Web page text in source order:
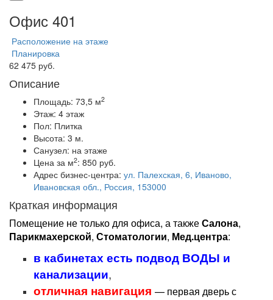
Офис 401
Расположение на этаже
Планировка
62 475 руб.
Описание
Площадь: 73,5 м2
Этаж: 4 этаж
Пол: Плитка
Высота: 3 м.
Санузел: на этаже
Цена за м2: 850 руб.
Адрес бизнес-центра: ул. Палехская, 6, Иваново,
Ивановская обл., Россия, 153000
Краткая информация
Помещение не только для офиса, а такжеСалона,
Парикмахерской, Стоматологии, Мед.центра:
в кабинетах есть подвод ВОДЫ и
канализации,
отличная навигация — первая дверь с